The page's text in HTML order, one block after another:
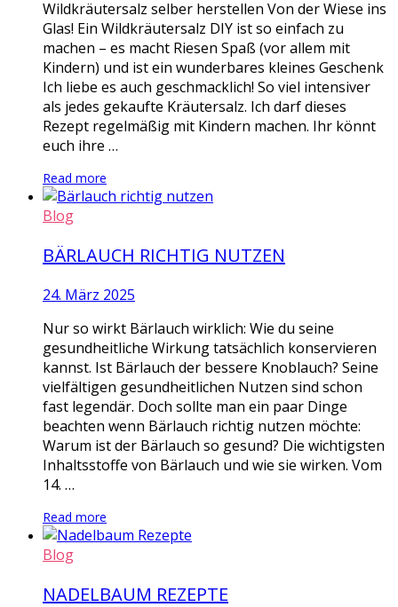
Wildkräutersalz selber herstellen Von der Wiese ins
Glas! Ein Wildkräutersalz DIY ist so einfach zu
machen – es macht Riesen Spaß (vor allem mit
Kindern) und ist ein wunderbares kleines Geschenk
Ich liebe es auch geschmacklich! So viel intensiver
als jedes gekaufte Kräutersalz. Ich darf dieses
Rezept regelmäßig mit Kindern machen. Ihr könnt
euch ihre …
Read more
Blog
BÄRLAUCH RICHTIG NUTZEN
24. März 2025
Nur so wirkt Bärlauch wirklich: Wie du seine
gesundheitliche Wirkung tatsächlich konservieren
kannst. Ist Bärlauch der bessere Knoblauch? Seine
vielfältigen gesundheitlichen Nutzen sind schon
fast legendär. Doch sollte man ein paar Dinge
beachten wenn Bärlauch richtig nutzen möchte:
Warum ist der Bärlauch so gesund? Die wichtigsten
Inhaltsstoffe von Bärlauch und wie sie wirken. Vom
14. …
Read more
Blog
NADELBAUM REZEPTE